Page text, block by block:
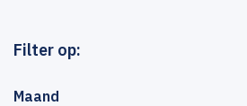
Filter op:
Maand